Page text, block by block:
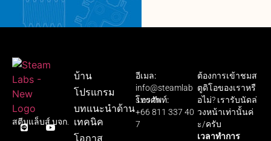
สตีมแล็บส์ บจก.
บ้าน
โปรแกรม
บทแนะนำด้าน
เทคนิค
โอกาส
อีเมล:
info@steamlab
s.co.th
โทรศัพท์:
+66 811 337 40
7
ต้องการเข้าชมส
ตูดิโอของเราหรื
อไม่? เรารับนัดล่
วงหน้าเท่านั้นค่
ะ/ครับ
เวลาทำการ